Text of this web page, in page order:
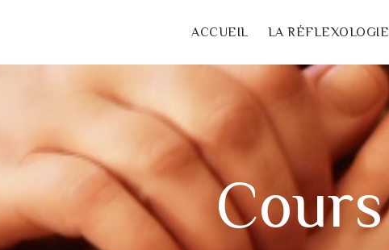
ACCUEIL LA RÉFLEXOLOGIE
Cours